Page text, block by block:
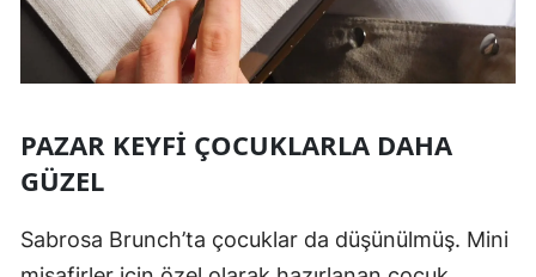
PAZAR KEYFI ÇOCUKLARLA DAHA
GÜZEL
Sabrosa Brunch’ta çocuklar da düşünülmüş. Mini